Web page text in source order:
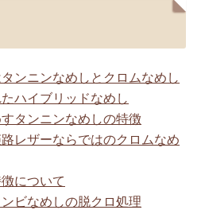
ンニンなめしとクロムなめし
ハイブリッドなめし
タンニンなめしの特徴
レザーならではのクロムなめ
について
ビなめしの脱クロ処理